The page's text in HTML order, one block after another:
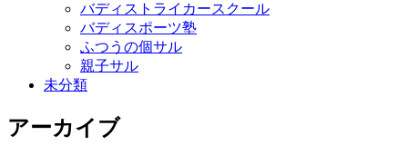
バディストライカースクール
バディスポーツ塾
ふつうの個サル
親子サル
未分類
アーカイブ